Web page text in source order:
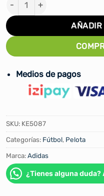
AÑADIR
Medios de pagos
SKU: KE5087
Categorías: Fútbol, Pelota
Marca:Adidas
¿Tienes alguna duda?